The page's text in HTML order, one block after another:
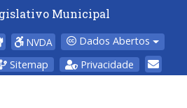
Municipal
NVDA
Dados Abertos
Sitemap Privacidade